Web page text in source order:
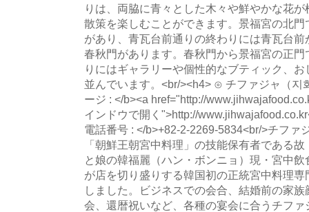
りは、両脇に青々とした木々や鮮やかな花
散策を楽しむことができます。景福宮の北
があり、青瓦台前通りの終わりには青瓦台
春秋門があります。春秋門から景福宮の正
りにはギャラリーや個性的なブティック、
並んでいます。<br/><h4> ⊙ チファジャ（지
ージ : </b><a href="http://
インドウで開く">http://
電話番号 : </b>+82-2-2269-5834<br/>チファ
「朝鮮王朝宮中料理」の技能保有者である
と娘の韓福麗（ハン・ボンニョ）現・宮中
が店を切り盛りする韓国初の正統宮中料理
しました。ビジネスでの会合、結婚前の家
会、還暦祝いなど、各種の宴会に合うチフ